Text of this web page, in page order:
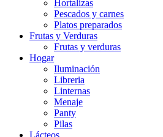
Hortalizas
Pescados y carnes
Platos preparados
Frutas y Verduras
Frutas y verduras
Hogar
Iluminación
Libreria
Linternas
Menaje
Panty
Pilas
Lácteos